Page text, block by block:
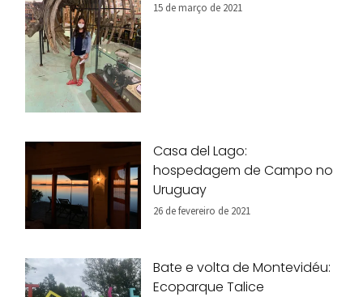
15 de março de 2021
Casa del Lago:
hospedagem de Campo no
Uruguay
26 de fevereiro de 2021
Bate e volta de Montevidéu:
Ecoparque Talice